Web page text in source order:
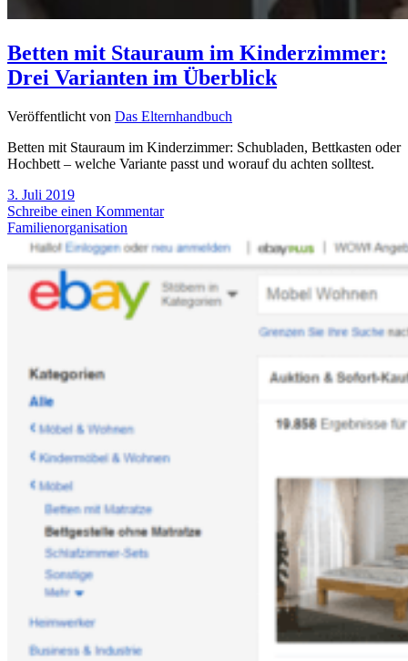
Betten mit Stauraum im Kinderzimmer:
Drei Varianten im Überblick
Veröffentlicht von Das Elternhandbuch
Betten mit Stauraum im Kinderzimmer: Schubladen, Bettkasten oder
Hochbett – welche Variante passt und worauf du achten solltest.
3. Juli 2019
Schreibe einen Kommentar
Familienorganisation